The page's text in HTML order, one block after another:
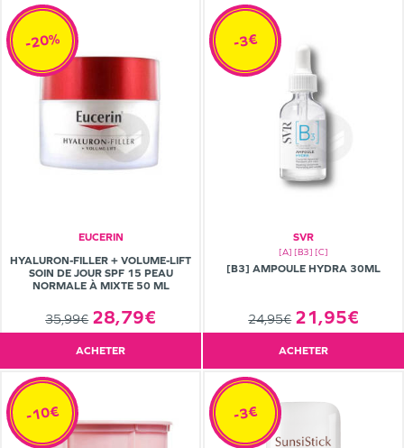
EUCERIN
HYALURON-FILLER + VOLUME-LIFT
SOIN DE JOUR SPF 15 PEAU
NORMALE À MIXTE 50 ML
35,99€ 28,79€
-20%
ACHETER
SVR
[A] [B3] [C]
[B3] AMPOULE HYDRA 30ML
24,95€ 21,95€
-3€
ACHETER
-10€ -3€